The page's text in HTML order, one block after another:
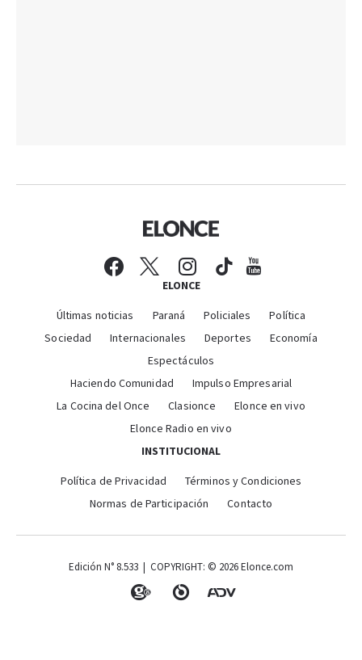
ELONCE
Últimas noticias Paraná Policiales
Política
Sociedad
Internacionales Deportes
Economía
Espectáculos
Haciendo Comunidad
Impulso Empresarial
La Cocina del Once
Clasionce
Elonce en vivo
Elonce Radio en vivo
INSTITUCIONAL
Política de Privacidad
Términos y Condiciones
Normas de Participación
Contacto
Edición N° 8.533 | COPYRIGHT: © 2026 Elonce.com